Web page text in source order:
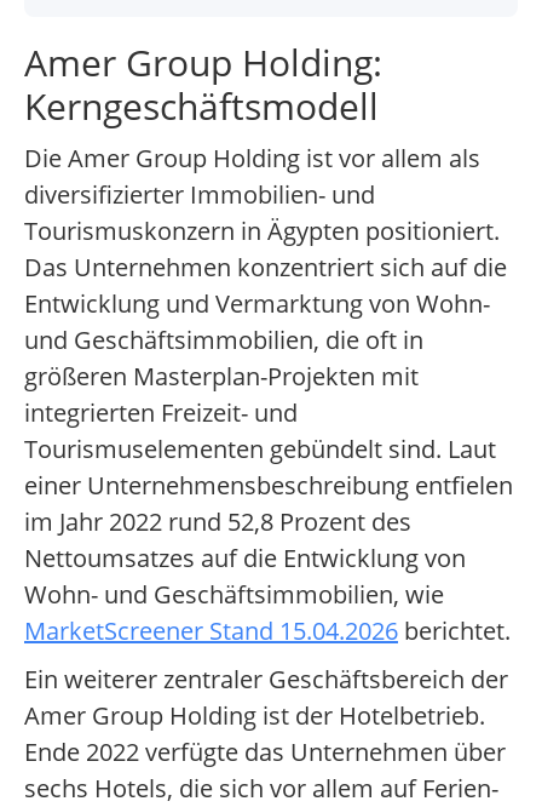
Amer Group Holding:
Kerngeschäftsmodell
Die Amer Group Holding ist vor allem als
diversifizierter Immobilien- und
Tourismuskonzern in Ägypten positioniert.
Das Unternehmen konzentriert sich auf die
Entwicklung und Vermarktung von Wohn-
und Geschäftsimmobilien, die oft in
größeren Masterplan-Projekten mit
integrierten Freizeit- und
Tourismuselementen gebündelt sind. Laut
einer Unternehmensbeschreibung entfielen
im Jahr 2022 rund 52,8 Prozent des
Nettoumsatzes auf die Entwicklung von
Wohn- und Geschäftsimmobilien, wie
MarketScreener Stand 15.04.2026 berichtet.
Ein weiterer zentraler Geschäftsbereich der
Amer Group Holding ist der Hotelbetrieb.
Ende 2022 verfügte das Unternehmen über
sechs Hotels, die sich vor allem auf Ferien-